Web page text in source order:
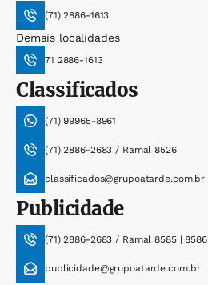
(71) 2886-1613
Demais localidades
71 2886-1613
Classificados
(71) 99965-8961
(71) 2886-2683 / Ramal 8526
classificados@grupoatarde.com.br
Publicidade
(71) 2886-2683 / Ramal 8585 | 8586
publicidade@grupoatarde.com.br